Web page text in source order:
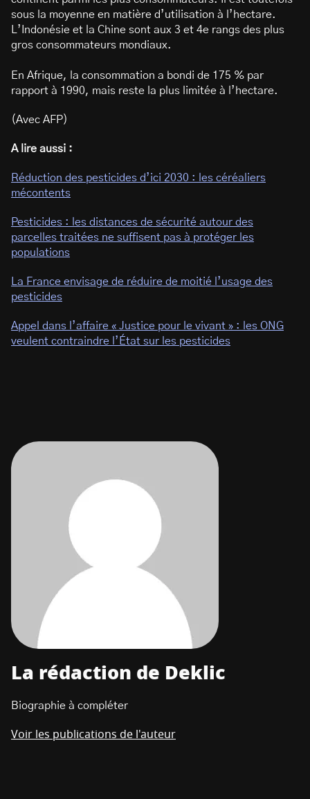
sous la moyenne en matière d’utilisation à l’hectare.
L’Indonésie et la Chine sont aux 3 et 4e rangs des plus
gros consommateurs mondiaux.
En Afrique, la consommation a bondi de 175 % par
rapport à 1990, mais reste la plus limitée à l’hectare.
(Avec AFP)
A lire aussi :
Réduction des pesticides d’ici 2030 : les céréaliers
mécontents
Pesticides : les distances de sécurité autour des
parcelles traitées ne suffisent pas à protéger les
populations
La France envisage de réduire de moitié l’usage des
pesticides
Appel dans l’affaire « Justice pour le vivant » : les ONG
veulent contraindre l’État sur les pesticides
La rédaction de Deklic
Biographie à compléter
Voir les publications de l'auteur